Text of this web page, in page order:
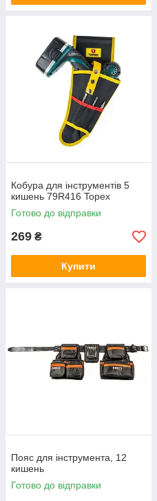
Кобура для інструментів 5
кишень 79R416 Topex
Готово до відправки
269 ₴
Купити
Пояс для інструмента, 12
кишень
Готово до відправки